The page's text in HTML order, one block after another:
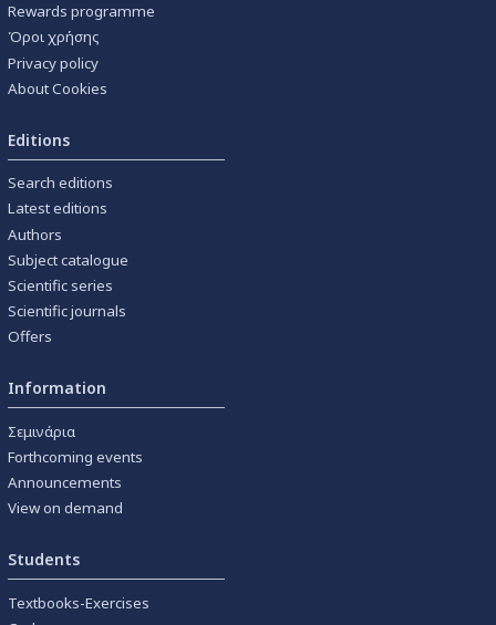
Rewards programme
Όροι χρήσης
Privacy policy
About Cookies
Editions
Search editions
Latest editions
Authors
Subject catalogue
Scientific series
Scientific journals
Offers
Information
Σεμινάρια
Forthcoming events
Announcements
View on demand
Students
Textbooks-Exercises